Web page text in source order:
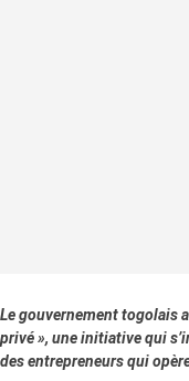
Le gouvernement togolais
privé », une initiative qui
des entrepreneurs qui